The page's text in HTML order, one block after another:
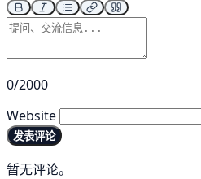
0/2000
Website
发表评论
暂无评论。